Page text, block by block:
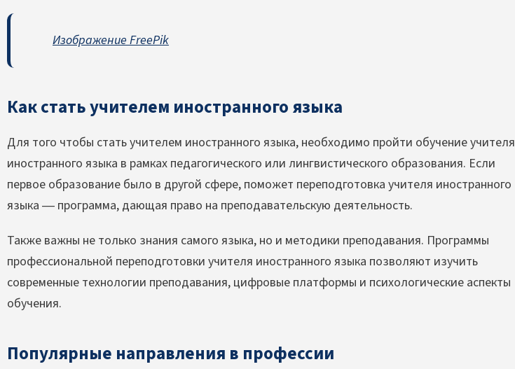
Изображение FreePik
Как стать учителем иностранного языка
Для того чтобы стать учителем иностранного языка, необходимо пройти обучение учителя
иностранного языка в рамках педагогического или лингвистического образования. Если
первое образование было в другой сфере, поможет переподготовка учителя иностранного
языка — программа, дающая право на преподавательскую деятельность.
Также важны не только знания самого языка, но и методики преподавания. Программы
профессиональной переподготовки учителя иностранного языка позволяют изучить
современные технологии преподавания, цифровые платформы и психологические аспекты
обучения.
Популярные направления в профессии